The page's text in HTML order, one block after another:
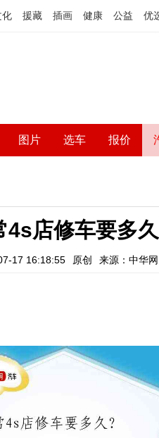
化 援藏 插画 健康 公益 优
图片 选车 报价
4s店修车要多
17 16:18:55 原创 来源：中华网